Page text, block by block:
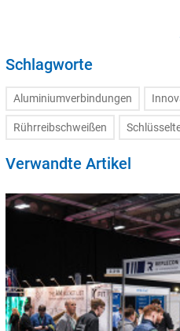
Schlagworte
Aluminiumverbindungen
Rührreibschweißen
Verwandte Artikel